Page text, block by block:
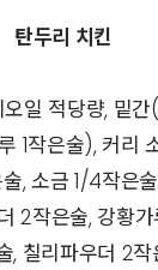
탄두리 치킨
일 적당량, 밑
1작은술), 커리
, 소금 1/4작은
2작은술, 강황가
, 칠리파우더 2작